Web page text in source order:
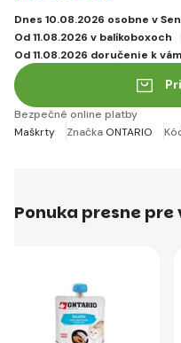
Dnes 10.08.2026 osobne v
Od 11.08.2026 v balíkoboxoch
Od 11.08.2026 doručenie k vám
Bezpečné online platby
Maškrty
Značka ONTARIO
Ponuka presne pre